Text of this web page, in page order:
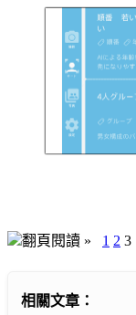
翻頁閱讀 » 1 2 3
相關文章：